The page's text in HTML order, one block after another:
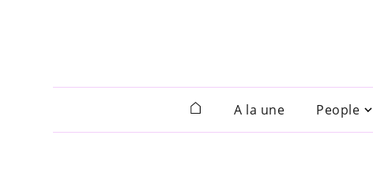
A la une People